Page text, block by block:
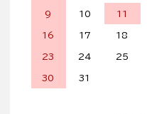
9 10 11
16 17 18
23 24 25
30 31